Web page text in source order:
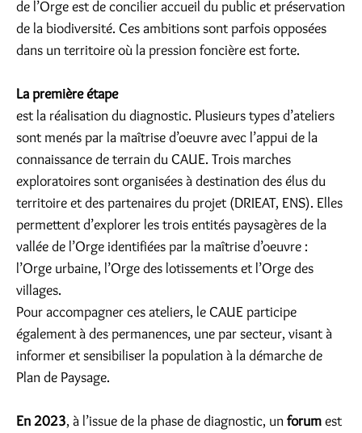
de l’Orge est de concilier accueil du public et préservation
de la biodiversité. Ces ambitions sont parfois opposées
dans un territoire où la pression foncière est forte.
La première étape
est la réalisation du diagnostic. Plusieurs types d’ateliers
sont menés par la maîtrise d’oeuvre avec l’appui de la
connaissance de terrain du CAUE. Trois marches
exploratoires sont organisées à destination des élus du
territoire et des partenaires du projet (DRIEAT, ENS). Elles
permettent d’explorer les trois entités paysagères de la
vallée de l’Orge identifiées par la maîtrise d’oeuvre :
l’Orge urbaine, l’Orge des lotissements et l’Orge des
villages.
Pour accompagner ces ateliers, le CAUE participe
également à des permanences, une par secteur, visant à
informer et sensibiliser la population à la démarche de
Plan de Paysage.
En 2023, à l’issue de la phase de diagnostic, unforumest